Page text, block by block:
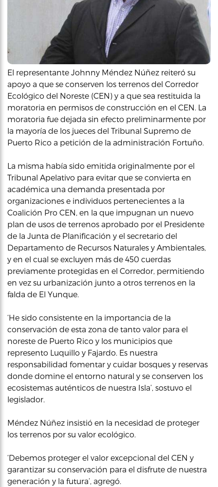
El representante Johnny Méndez Núñez reiteró su
apoyo a que se conserven los terrenos del Corredor
Ecológico del Noreste (CEN) y a que sea restituida la
moratoria en permisos de construcción en el CEN. La
moratoria fue dejada sin efecto preliminarmente por
la mayoría de los jueces del Tribunal Supremo de
Puerto Rico a petición de la administración Fortuño.
La misma había sido emitida originalmente por el
Tribunal Apelativo para evitar que se convierta en
académica una demanda presentada por
organizaciones e individuos pertenecientes a la
Coalición Pro CEN, en la que impugnan un nuevo
plan de usos de terrenos aprobado por el Presidente
de la Junta de Planificación y el secretario del
Departamento de Recursos Naturales y Ambientales,
y en el cual se excluyen más de 450 cuerdas
previamente protegidas en el Corredor, permitiendo
en vez su urbanización junto a otros terrenos en la
falda de El Yunque.
‘He sido consistente en la importancia de la
conservación de esta zona de tanto valor para el
noreste de Puerto Rico y los municipios que
represento Luquillo y Fajardo. Es nuestra
responsabilidad fomentar y cuidar bosques y reservas
donde domine el entorno natural y se conserven los
ecosistemas auténticos de nuestra Isla’, sostuvo el
legislador.
Méndez Núñez insistió en la necesidad de proteger
los terrenos por su valor ecológico.
‘Debemos proteger el valor excepcional del CEN y
garantizar su conservación para el disfrute de nuestra
generación y la futura’, agregó.